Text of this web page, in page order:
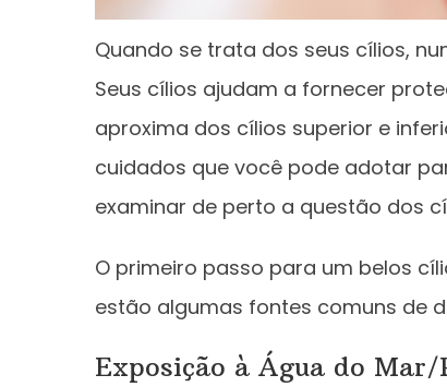
Quando se trata dos seus cílios,
Seus cílios ajudam a fornecer
aproxima dos cílios superior e
cuidados que você pode adotar
examinar de perto a questão dos
O primeiro passo para um belos
estão algumas fontes comuns de
Exposição à Água do Mar/